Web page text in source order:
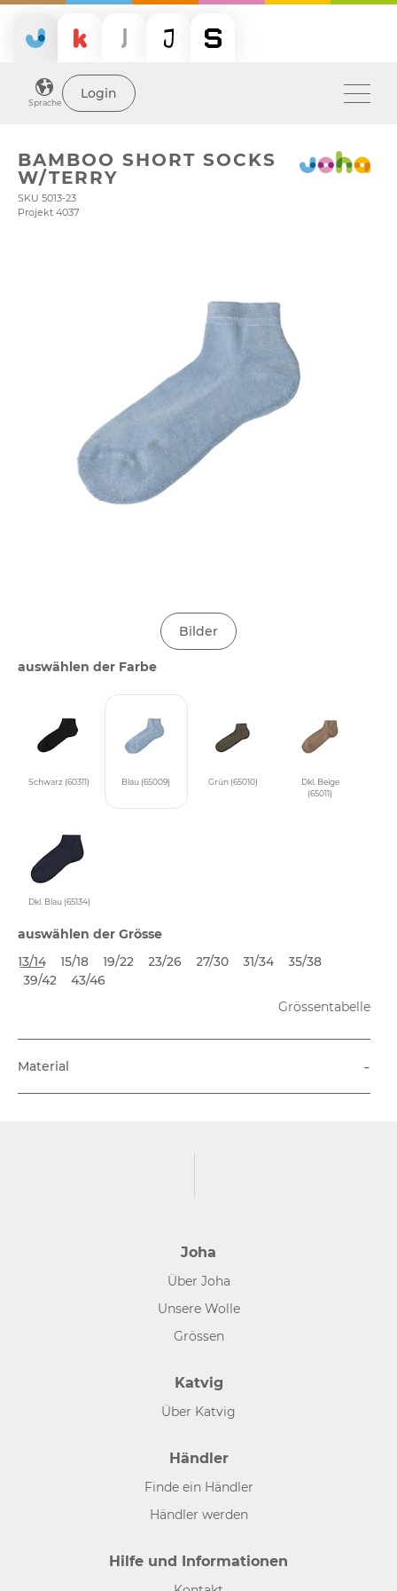
Sprache
Login
BAMBOO SHORT SOCKS
W/TERRY
SKU 5013-23
Projekt 4037
Bilder
auswählen der Farbe
Schwarz (60311) Blau (65009) Grün (65010)
Dkl. Beige
(65011)
Dkl. Blau (65134)
auswählen der Grösse
13/14
15/18 19/22 23/26 27/30 31/34
35/38
39/42
43/46
Grössentabelle
Material -
Joha
Über Joha
Unsere Wolle
Grössen
Katvig
Über Katvig
Händler
Finde ein Händler
Händler werden
Hilfe und Informationen